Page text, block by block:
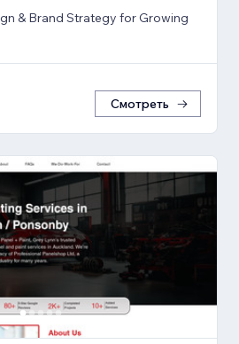
& Brand Strategy for Growing
Смотреть